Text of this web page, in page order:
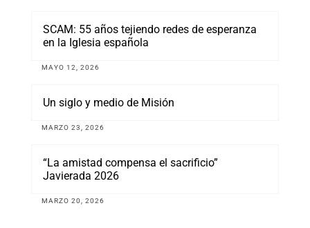
SCAM: 55 años tejiendo redes de esperanza
en la Iglesia española
MAYO 12, 2026
Un siglo y medio de Misión
MARZO 23, 2026
“La amistad compensa el sacrificio”
Javierada 2026
MARZO 20, 2026